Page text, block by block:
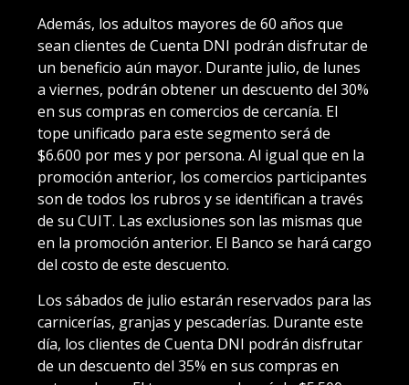
Además, los adultos mayores de 60 años que
sean clientes de Cuenta DNI podrán disfrutar de
un beneficio aún mayor. Durante julio, de lunes
a viernes, podrán obtener un descuento del 30%
en sus compras en comercios de cercanía. El
tope unificado para este segmento será de
$6.600 por mes y por persona. Al igual que en la
promoción anterior, los comercios participantes
son de todos los rubros y se identifican a través
de su CUIT. Las exclusiones son las mismas que
en la promoción anterior. El Banco se hará cargo
del costo de este descuento.
Los sábados de julio estarán reservados para las
carnicerías, granjas y pescaderías. Durante este
día, los clientes de Cuenta DNI podrán disfrutar
de un descuento del 35% en sus compras en